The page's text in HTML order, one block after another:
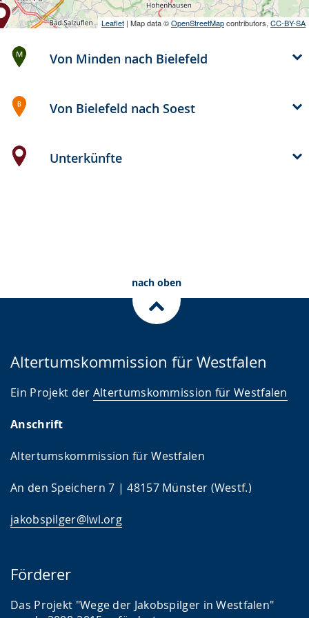
Leaflet | Map data ©OpenStreetMapcontributors, CC-BY-SA
Von Minden nach Bielefeld
Von Bielefeld nach Soest
Unterkünfte
nach oben
Altertumskommission für Westfalen
Ein Projekt der Altertumskommission für Westfalen
Anschrift
Altertumskommission für Westfalen
An den Speichern 7 | 48157 Münster (Westf.)
jakobspilger@lwl.org
Förderer
Das Projekt "Wege der Jakobspilger in Westfalen"